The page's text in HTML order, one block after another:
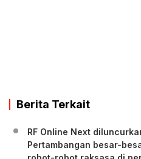
Berita Terkait
RF Online Next
Pertambangan besar-